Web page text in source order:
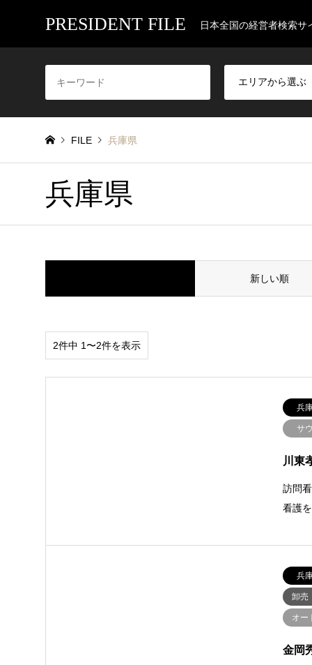
PRESIDENT FILE 日本全国の経営者検索
FILE 兵庫県
兵庫県
新しい順
2件中 1〜2件を表示
兵
サ
川東
訪問
看護
兵
卸売
オー
金岡